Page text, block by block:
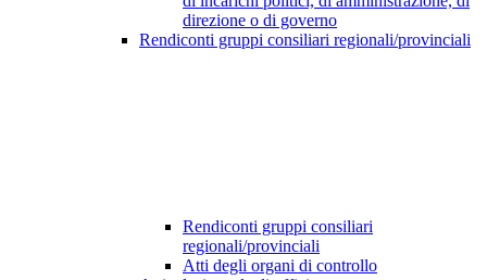
direzione o di governo
Rendiconti gruppi consiliari regionali/provinciali
Rendiconti gruppi consiliari
regionali/provinciali
Atti degli organi di controllo